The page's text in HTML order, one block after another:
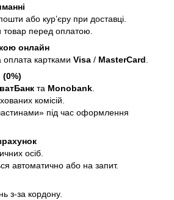
або кур’єру при доставці.
товар перед оплатою.
онлайн
картками Visa / MasterCard
та Monobank
комісій.
під час оформлення
осіб.
автоматично або на запит.
з-за кордону.